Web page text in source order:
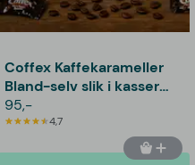
Coffex Kaffekarameller
Bland-selv slik i kasser
800 gram
95,-
4,7